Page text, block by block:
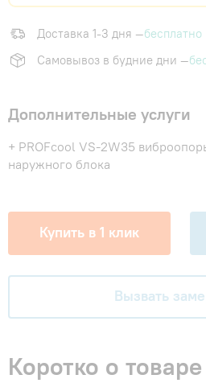
Доставка 1-3 дня —бесплатно
Самовывоз в будние дни —
Дополнительные услуги
+ PROFcool VS-2W35
наружного блока
Купить в 1 клик
Вызвать
Коротко о товаре